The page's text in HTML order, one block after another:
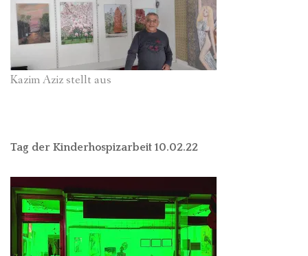
Kazim Aziz stellt aus
Tag der Kinderhospizarbeit 10.02.22